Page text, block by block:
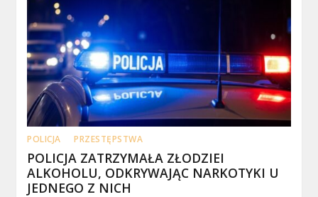
POLICJA PRZESTĘPSTWA
POLICJA ZATRZYMAŁA ZŁODZIEI
ALKOHOLU, ODKRYWAJĄC NARKOTYKI U
JEDNEGO Z NICH